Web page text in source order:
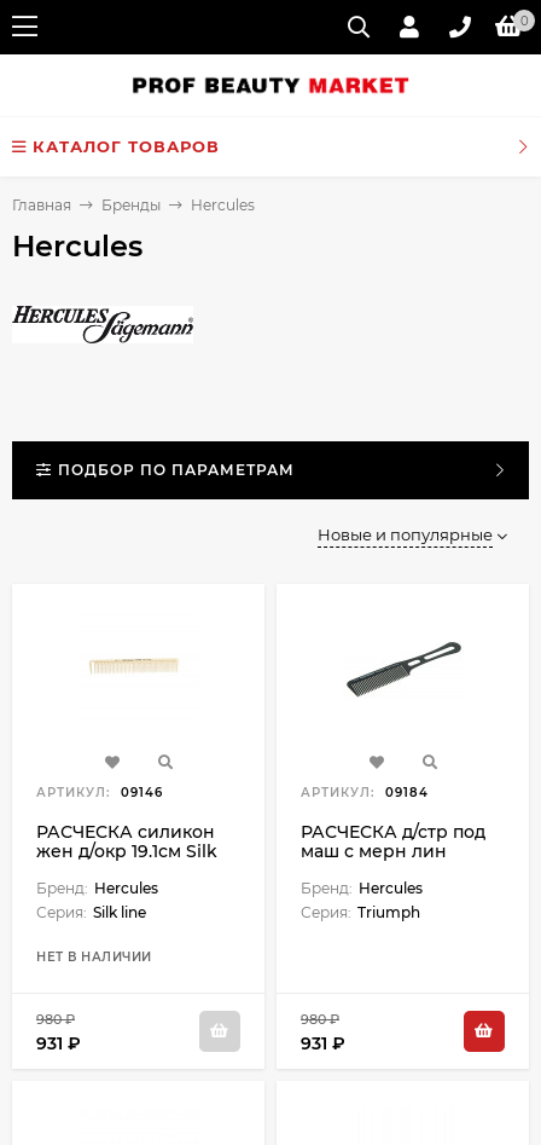
0
КАТАЛОГ ТОВАРОВ
Главная Бренды Hercules
Hercules
ПОДБОР ПО ПАРАМЕТРАМ
Новые и популярные
АРТИКУЛ: 09146
РАСЧЕСКА силикон
жен д/окр 19.1см Silk
Бренд: Hercules
Серия: Silk line
НЕТ В НАЛИЧИИ
980 ₽
931 ₽
АРТИКУЛ: 09184
РАСЧЕСКА д/стр под
маш с мерн лин
Бренд: Hercules
Серия: Triumph
980 ₽
931 ₽